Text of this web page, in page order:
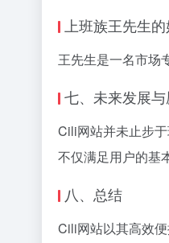
上班族王先生
王先生是一名市场
七、未来发展
Cili网站并未止步
不仅满足用户的基
八、总结
Cili网站以其高效